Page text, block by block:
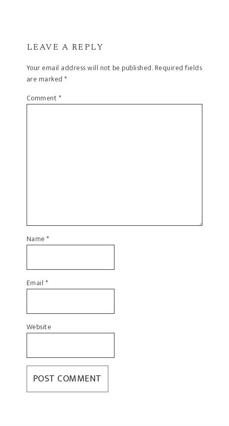
LEAVE A REPLY
Your email address will not be published. Required fields
are marked*
Comment*
Name*
Email *
Website